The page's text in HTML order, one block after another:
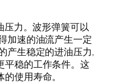
压力。波形弹簧可以
加速的油流产生一定
产生稳定的进油压力,
平稳的工作条件。这
使用寿命。